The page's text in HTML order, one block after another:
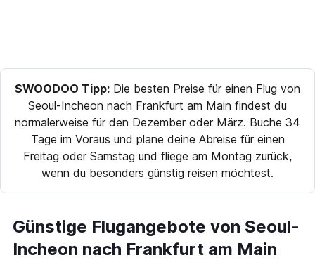
SWOODOO Tipp: Die besten Preise für einen Flug von
Seoul-Incheon nach Frankfurt am Main findest du
normalerweise für den Dezember oder März. Buche 34
Tage im Voraus und plane deine Abreise für einen
Freitag oder Samstag und fliege am Montag zurück,
wenn du besonders günstig reisen möchtest.
Günstige Flugangebote von Seoul-
Incheon nach Frankfurt am Main